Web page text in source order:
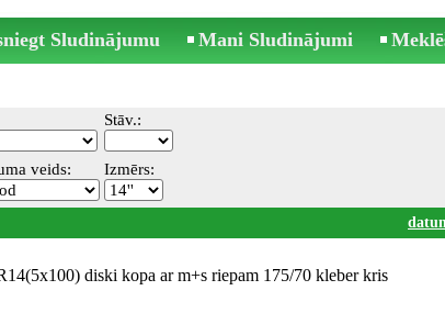
Sludinājumu Mani Sludinājumi
Stāv.:
veids: Izmērs:
diski kopa ar m+s riepam 175/70 kleber kris